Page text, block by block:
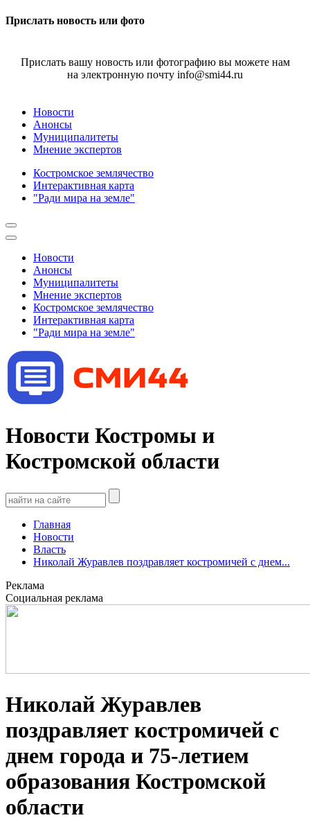
Прислать новость или фото
Прислать вашу новость или фотографию вы можете нам
на электронную почту info@smi44.ru
Новости
Анонсы
Муниципалитеты
Мнение экспертов
Костромское землячество
Интерактивная карта
"Ради мира на земле"
Новости
Анонсы
Муниципалитеты
Мнение экспертов
Костромское землячество
Интерактивная карта
"Ради мира на земле"
Новости Костромы и
Костромской области
Главная
Новости
Власть
Николай Журавлев поздравляет костромичей с днем...
Реклама
Социальная реклама
Николай Журавлев
поздравляет костромичей с
днем города и 75-летием
образования Костромской
области